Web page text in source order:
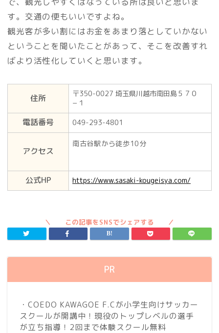
す。交通の便もいいですよね。
観光客が多い割にはお金をあまり落としていかない
ということを聞いたことがあって、そこを改善すれ
ばより活性化していくと思います。
住所
〒350-0027 埼玉県川越市南田島５７０
−１
電話番号 049-293-4801
アクセス
南古谷駅から徒歩10分
公式HP https://www.sasaki-kougeisya.com/
PR
・COEDO KAWAGOE F.Cが小学生向けサッカー
スクールが開講中！現役のトップレベルの選手
が立ち指導！2回まで体験スクール無料